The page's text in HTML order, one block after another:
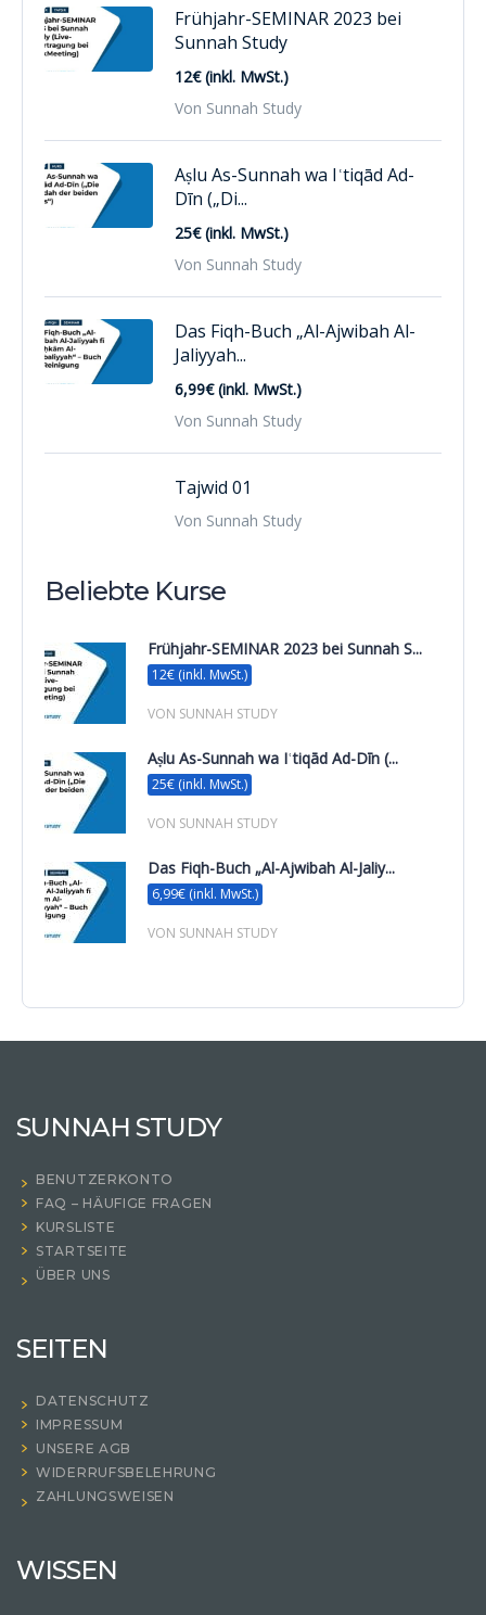
Frühjahr-SEMINAR 2023 bei
Sunnah Study
12€ (inkl. MwSt.)
Von Sunnah Study
Aṣlu As-Sunnah wa Iʿtiqād Ad-
Dīn („Di...
25€ (inkl. MwSt.)
Von Sunnah Study
Das Fiqh-Buch „Al-Ajwibah Al-
Jaliyyah...
6,99€ (inkl. MwSt.)
Von Sunnah Study
Tajwid 01
Von Sunnah Study
Beliebte Kurse
Frühjahr-SEMINAR 2023 bei Sunnah S...
12€ (inkl. MwSt.)
VON SUNNAH STUDY
Aṣlu As-Sunnah wa Iʿtiqād Ad-Dīn (...
25€ (inkl. MwSt.)
VON SUNNAH STUDY
Das Fiqh-Buch „Al-Ajwibah Al-Jaliy...
6,99€ (inkl. MwSt.)
VON SUNNAH STUDY
SUNNAH STUDY
BENUTZERKONTO
FAQ – HÄUFIGE FRAGEN
KURSLISTE
STARTSEITE
ÜBER UNS
SEITEN
DATENSCHUTZ
IMPRESSUM
UNSERE AGB
WIDERRUFSBELEHRUNG
ZAHLUNGSWEISEN
WISSEN